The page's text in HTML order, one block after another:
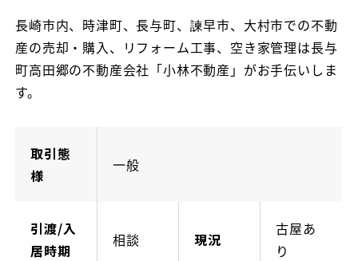
長崎市内、時津町、長与町、諫早市、大村市での不動
産の売却・購入、リフォーム工事、空き家管理は長与
町高田郷の不動産会社「小林不動産」がお手伝いしま
す。
取引態
様
一般
引渡/入
居時期
相談 現況
古屋あ
り